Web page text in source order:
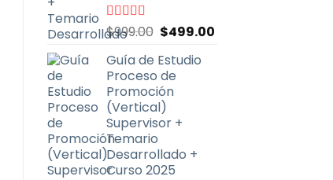
Valorado
con
5
$999.00 El
original
era:
$999.00.
$499.00
Guía de Estudio
Proceso de
Promoción
(Vertical)
Supervisor +
Temario
Desarrollado +
Curso 2025